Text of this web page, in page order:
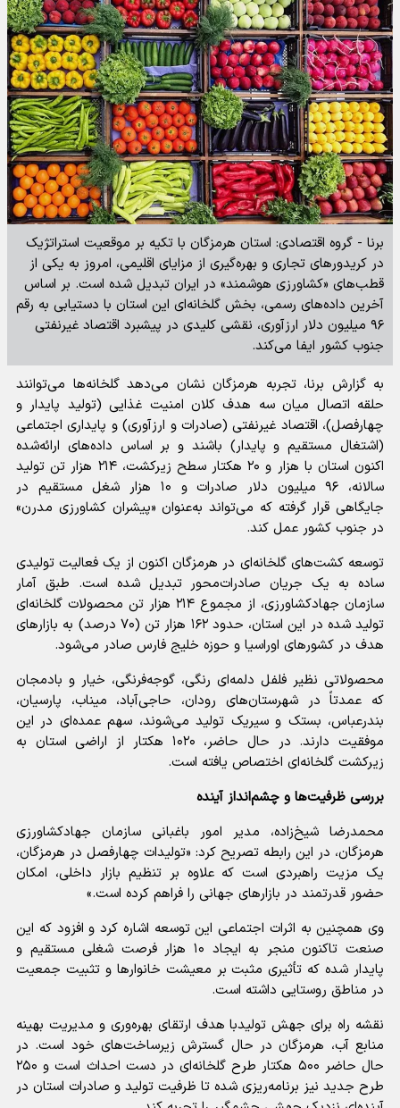
برنا - گروه اقتصادی: استان هرمزگان با تکیه بر موقعیت استراتژیک
در کریدور‌های تجاری و بهره‌گیری از مزایای اقلیمی، امروز به یکی از
قطب‌های «کشاورزی هوشمند» در ایران تبدیل شده است. بر اساس
آخرین داده‌های رسمی، بخش گلخانه‌ای این استان با دستیابی به رقم
۹۶ میلیون دلار ارزآوری، نقشی کلیدی در پیشبرد اقتصاد غیرنفتی
جنوب کشور ایفا می‌کند.
به گزارش برنا، تجربه هرمزگان نشان می‌دهد گلخانه‌ها می‌توانند
حلقه اتصال میان سه هدف کلان امنیت غذایی (تولید پایدار و
چهارفصل)، اقتصاد غیرنفتی (صادرات و ارزآوری) و پایداری اجتماعی
(اشتغال مستقیم و پایدار) باشند و بر اساس داده‌های ارائه‌شده
اکنون استان با هزار و ۲۰ هکتار سطح زیرکشت، ۲۱۴ هزار تن تولید
سالانه، ۹۶ میلیون دلار صادرات و ۱۰ هزار شغل مستقیم در
جایگاهی قرار گرفته که می‌تواند به‌عنوان «پیشران کشاورزی مدرن»
در جنوب کشور عمل کند.
توسعه کشت‌های گلخانه‌ای در هرمزگان اکنون از یک فعالیت تولیدی
ساده به یک جریان صادرات‌محور تبدیل شده است. طبق آمار
سازمان جهادکشاورزی، از مجموع ۲۱۴ هزار تن محصولات گلخانه‌ای
تولید شده در این استان، حدود ۱۶۲ هزار تن (۷۰ درصد) به بازار‌های
هدف در کشور‌های اوراسیا و حوزه خلیج فارس صادر می‌شود.
محصولاتی نظیر فلفل دلمه‌ای رنگی، گوجه‌فرنگی، خیار و بادمجان
که عمدتاً در شهرستان‌های رودان، حاجی‌آباد، میناب، پارسیان،
بندرعباس، بستک و سیریک تولید می‌شوند، سهم عمده‌ای در این
موفقیت دارند. در حال حاضر، ۱۰۲۰ هکتار از اراضی استان به
زیرکشت گلخانه‌ای اختصاص یافته است.
بررسی ظرفیت‌ها و چشم‌انداز آینده
محمدرضا شیخ‌زاده، مدیر امور باغبانی سازمان جهادکشاورزی
هرمزگان، در این رابطه تصریح کرد: «تولیدات چهارفصل در هرمزگان،
یک مزیت راهبردی است که علاوه بر تنظیم بازار داخلی، امکان
حضور قدرتمند در بازار‌های جهانی را فراهم کرده است.»
وی همچنین به اثرات اجتماعی این توسعه اشاره کرد و افزود که این
صنعت تاکنون منجر به ایجاد ۱۰ هزار فرصت شغلی مستقیم و
پایدار شده که تأثیری مثبت بر معیشت خانوار‌ها و تثبیت جمعیت
در مناطق روستایی داشته است.
نقشه راه برای جهش تولیدبا هدف ارتقای بهره‌وری و مدیریت بهینه
منابع آب، هرمزگان در حال گسترش زیرساخت‌های خود است. در
حال حاضر ۵۰۰ هکتار طرح گلخانه‌ای در دست احداث است و ۲۵۰
طرح جدید نیز برنامه‌ریزی شده تا ظرفیت تولید و صادرات استان در